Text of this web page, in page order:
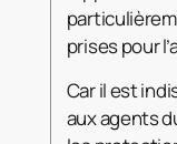
prises pour
Car il est
aux agents